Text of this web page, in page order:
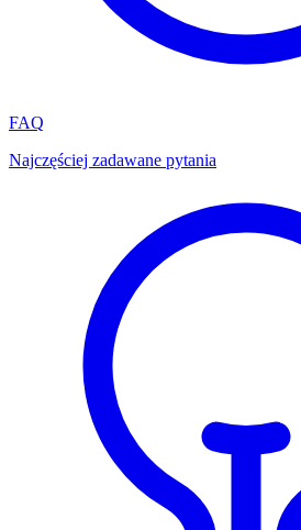
FAQ
Najczęściej zadawane pytania